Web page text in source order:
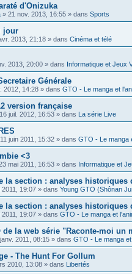
d'Onizuka
» 21 nov. 2013, 16:55 » dans Sports
jour
2013, 21:18 » dans Cinéma et télé
2013, 20:00 » dans Informatique et Jeux
Générale
2012, 14:28 » dans GTO - Le manga et
version française
16 juil. 2012, 16:53 » dans La série Live
11 juin 2011, 15:32 » dans GTO - Le manga
<3
mai 2011, 16:53 » dans Informatique et
la section : analyses historiques
2011, 19:07 » dans Young GTO (Shônan
la section : analyses historiques
2011, 19:07 » dans GTO - Le manga et
de la web série "Raconte-moi un
2011, 08:15 » dans GTO - Le manga
- The Hunt For Gollum
2010, 13:08 » dans Libertés